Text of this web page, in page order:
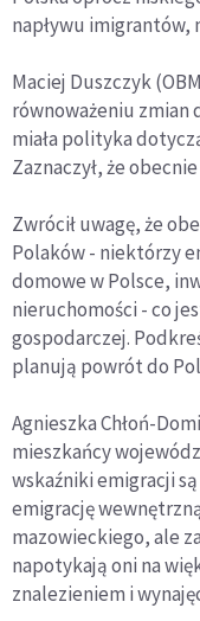
napływu imigrantów,
Maciej Duszczyk
równoważeniu zmian
miała polityka
Zaznaczył, że
Zwrócił uwagę, że
Polaków - niektórzy
domowe w Polsce,
nieruchomości - co
gospodarczej.
planują powrót do
Agnieszka Chłoń-
mieszkańcy
wskaźniki emigracji
emigrację
mazowieckiego, ale
napotykają oni na
znalezieniem i